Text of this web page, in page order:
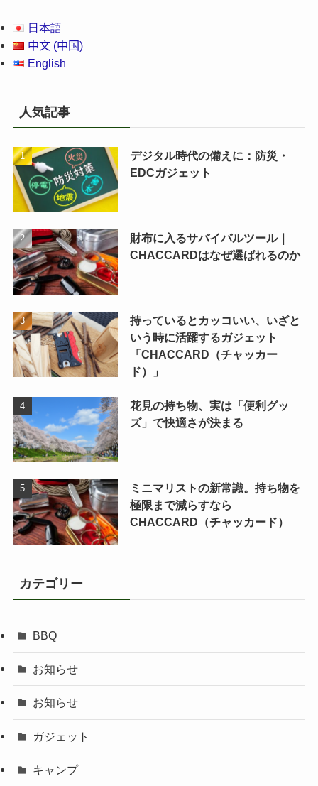
日本語
中文 (中国)
English
人気記事
デジタル時代の備えに：防災・
EDCガジェット
財布に入るサバイバルツール｜
CHACCARDはなぜ選ばれるのか
持っているとカッコいい、いざと
いう時に活躍するガジェット
「CHACCARD（チャッカー
ド）」
花見の持ち物、実は「便利グッ
ズ」で快適さが決まる
ミニマリストの新常識。持ち物を
極限まで減らすなら
CHACCARD（チャッカード）
カテゴリー
BBQ
お知らせ
お知らせ
ガジェット
キャンプ